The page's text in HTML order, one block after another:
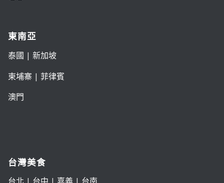
東南亞
泰國 | 新加坡
柬埔寨 | 菲律賓
澳門
台灣美食